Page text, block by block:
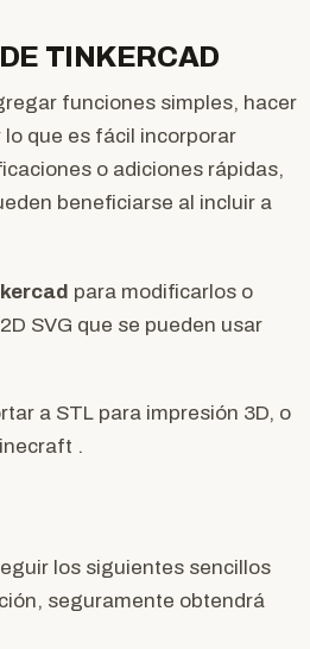
TINKERCAD
funciones simples, hacer
que es fácil incorporar
o adiciones rápidas,
beneficiarse al incluir a
para modificarlos o
SVG que se pueden usar
a STL para impresión 3D, o
.
los siguientes sencillos
seguramente obtendrá